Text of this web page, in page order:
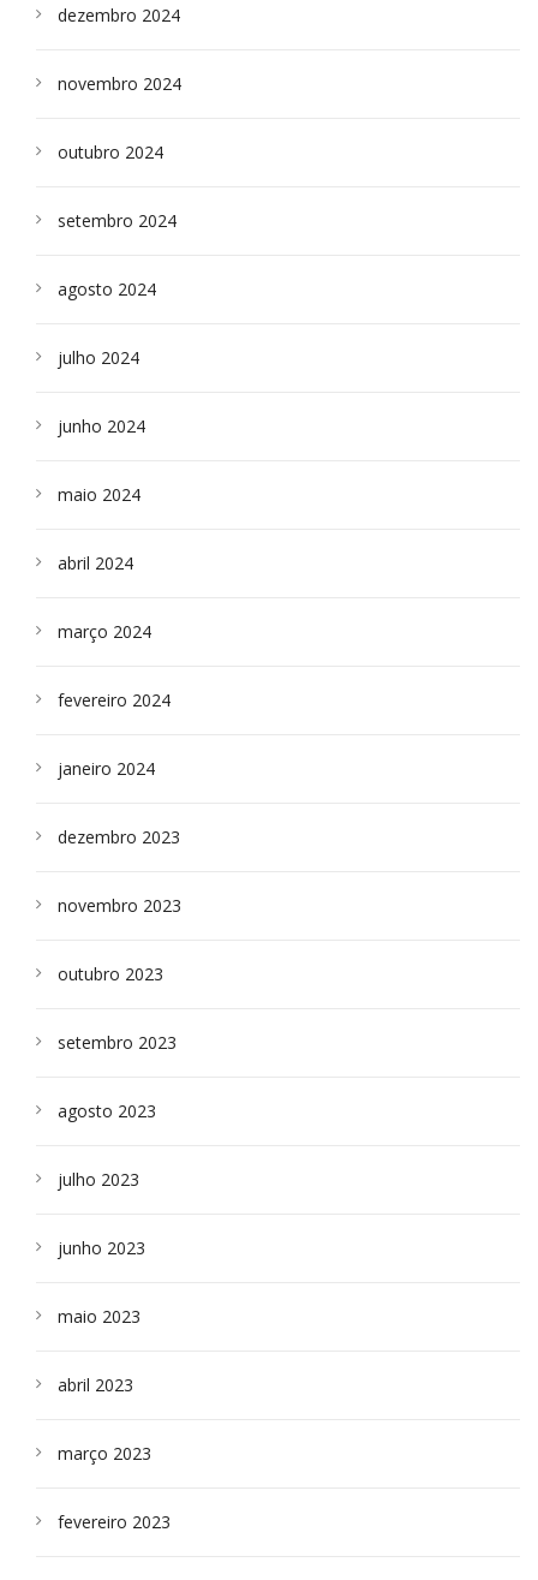
dezembro 2024
novembro 2024
outubro 2024
setembro 2024
agosto 2024
julho 2024
junho 2024
maio 2024
abril 2024
março 2024
fevereiro 2024
janeiro 2024
dezembro 2023
novembro 2023
outubro 2023
setembro 2023
agosto 2023
julho 2023
junho 2023
maio 2023
abril 2023
março 2023
fevereiro 2023